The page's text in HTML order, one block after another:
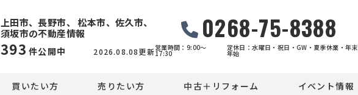
上田市、長野市、 松本市、佐久市、
須坂市の不動産情報
393 件公開中 2026.08.08更新
0268-75-8388
営業時間：9:00〜
17:30
定休日：水曜日・祝日・GW・夏季休業・年末
年始
買いたい方 売りたい方 中古＋リフォーム イベント情報